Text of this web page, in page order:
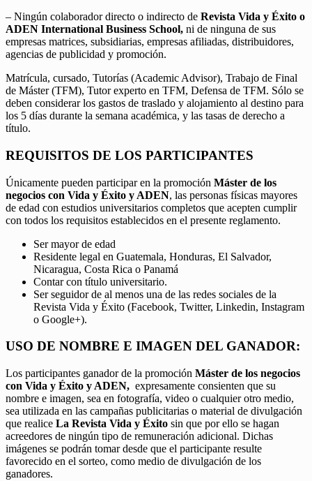
– Ningún colaborador directo o indirecto de Revista Vida y Éxito o
ADEN International Business School, ni de ninguna de sus
empresas matrices, subsidiarias, empresas afiliadas, distribuidores,
agencias de publicidad y promoción.
Matrícula, cursado, Tutorías (Academic Advisor), Trabajo de Final
de Máster (TFM), Tutor experto en TFM, Defensa de TFM. Sólo se
deben considerar los gastos de traslado y alojamiento al destino para
los 5 días durante la semana académica, y las tasas de derecho a
título.
REQUISITOS DE LOS PARTICIPANTES
Únicamente pueden participar en la promoción Máster de los
negocios con Vida y Éxito y ADEN, las personas físicas mayores
de edad con estudios universitarios completos que acepten cumplir
con todos los requisitos establecidos en el presente reglamento.
Ser mayor de edad
Residente legal en Guatemala, Honduras, El Salvador,
Nicaragua, Costa Rica o Panamá
Contar con título universitario.
Ser seguidor de al menos una de las redes sociales de la
Revista Vida y Éxito (Facebook, Twitter, Linkedin, Instagram
o Google+).
USO DE NOMBRE E IMAGEN DEL GANADOR:
Los participantes ganador de la promoción Máster de los negocios
con Vida y Éxito y ADEN, expresamente consienten que su
nombre e imagen, sea en fotografía, video o cualquier otro medio,
sea utilizada en las campañas publicitarias o material de divulgación
que realice La Revista Vida y Éxito sin que por ello se hagan
acreedores de ningún tipo de remuneración adicional. Dichas
imágenes se podrán tomar desde que el participante resulte
favorecido en el sorteo, como medio de divulgación de los
ganadores.